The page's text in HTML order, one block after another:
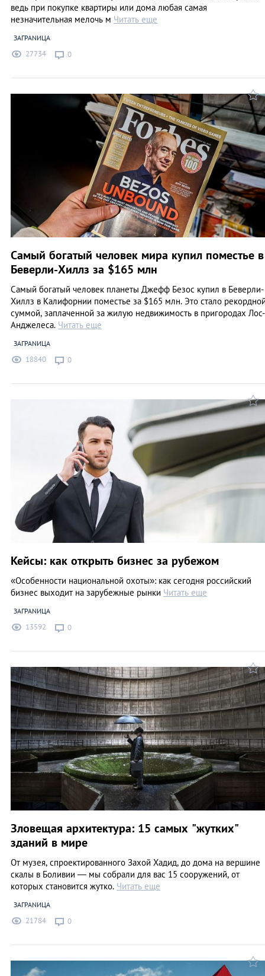
ведь при покупке квартиры или дома любая самая
незначительная мелочь м Читать еще
ЗАГРАNИЦА
27734 0
Самый богатый человек мира купил поместье в
Беверли-Хиллз за $165 млн
Самый богатый человек планеты Джефф Безос купил в Беверли-
Хиллз в Калифорнии поместье за $165 млн. Это стало
суммой, заплаченной за жилую недвижимость в пригородах Лос-
Анджелеса. Читать еще
ЗАГРАNИЦА
18840 0
Кейсы: как открыть бизнес за рубежом
«Особенности национальной охоты»: как сегодня российский
бизнес выходит на зарубежные рынки Читать еще
ЗАГРАNИЦА
13592 0
Зловещая архитектура: 15 самых "жутких"
зданий в мире
От музея, спроектированного Захой Хадид, до дома на вершине
скалы в Боливии — мы собрали для вас 15 сооружений, от
которых становится жутко. Читать еще
ЗАГРАNИЦА
21784 0